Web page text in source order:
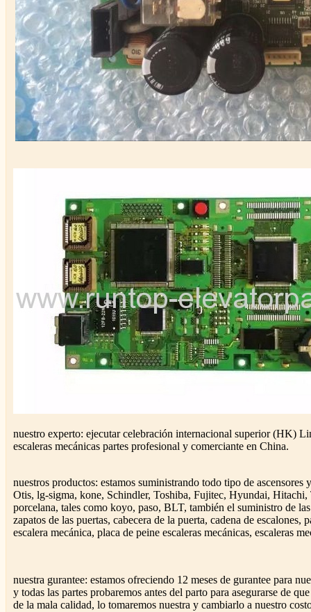
nuestro experto: ejecutar celebración internacional superior (HK)
escaleras mecánicas partes profesional y comerciante en China.
nuestros productos: estamos suministrando todo tipo de ascensores
Otis, lg-sigma, kone, Schindler, Toshiba, Fujitec, Hyundai, Hitachi,
porcelana, tales como koyo, paso, BLT, también el suministro de
zapatos de las puertas, cabecera de la puerta, cadena de escalones,
escalera mecánica, placa de peine escaleras mecánicas, escaleras
nuestra gurantee: estamos ofreciendo 12 meses de gurantee para
y todas las partes probaremos antes del parto para asegurarse de
de la mala calidad, lo tomaremos nuestra y cambiarlo a nuestro